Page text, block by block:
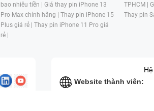
bao nhiêu tiền | Giá thay pin iPhone 13
Pro Max chính hãng | Thay pin iPhone 15
Plus giá rẻ | Thay pin iPhone 11 Pro giá
rẻ |
TPHCM |
Thay pin
Website thành viên: